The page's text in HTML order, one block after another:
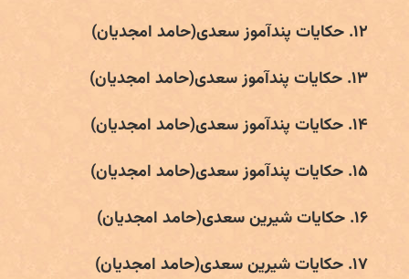
۱۲. حکایات پندآموز سعدی(حامد امجدیان)
۱۳. حکایات پندآموز سعدی(حامد امجدیان)
۱۴. حکایات پندآموز سعدی(حامد امجدیان)
۱۵. حکایات پندآموز سعدی(حامد امجدیان)
۱۶. حکایات شیرین سعدی(حامد امجدیان)
۱۷. حکایات شیرین سعدی(حامد امجدیان)